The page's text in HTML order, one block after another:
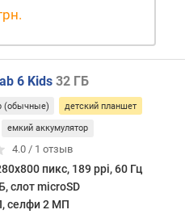
6 Kids 32 ГБ
(обычные) детский планшет
емкий аккумулятор
4.0 / 1 отзыв
пикс, 189 ppi, 60 Гц
слот microSD
селфи 2 МП